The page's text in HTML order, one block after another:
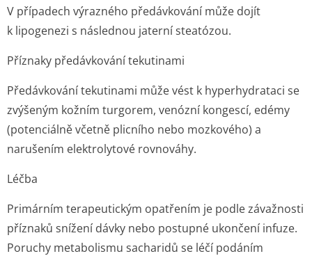
V případech výrazného předávkování může dojít
k lipogenezi s následnou jaterní steatózou.
Příznaky předávkování tekutinami
Předávkování tekutinami může vést k hyperhydrataci se
zvýšeným kožním turgorem, venózní kongescí, edémy
(potenciálně včetně plicního nebo mozkového) a
narušením elektrolytové rovnováhy.
Léčba
Primárním terapeutickým opatřením je podle závažnosti
příznaků snížení dávky nebo postupné ukončení infuze.
Poruchy metabolismu sacharidů se léčí podáním